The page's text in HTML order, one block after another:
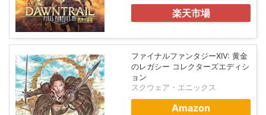
楽天市場
ファイナルファンタジーXIV: 黄金
のレガシー コレクターズエディシ
ョン
スクウェア・エニックス
Amazon